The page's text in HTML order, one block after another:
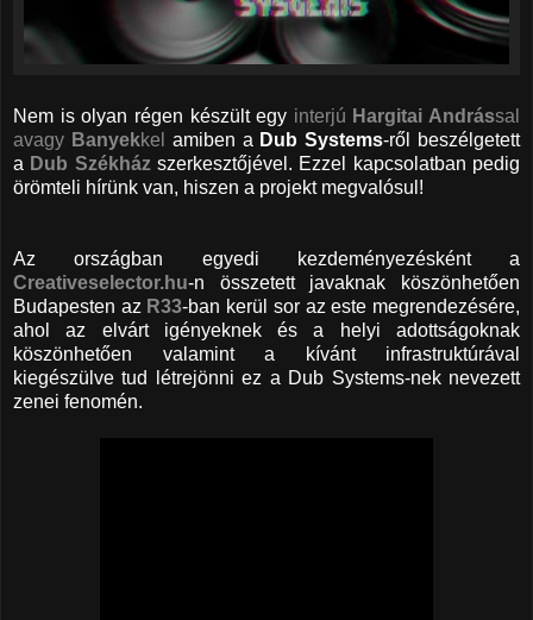
Nem is olyan régen készült egy interjú Hargitai Andrással
avagy Banyekkel amiben a Dub Systems-ről beszélgetett
a Dub Székház szerkesztőjével. Ezzel kapcsolatban pedig
örömteli hírünk van, hiszen a projekt megvalósul!
Az országban egyedi kezdeményezésként a
Creativeselector.hu-n összetett javaknak köszönhetően
Budapesten az R33-ban kerül sor az este megrendezésére,
ahol az elvárt igényeknek és a helyi adottságoknak
köszönhetően valamint a kívánt infrastruktúrával
kiegészülve tud létrejönni ez a Dub Systems-nek nevezett
zenei fenomén.